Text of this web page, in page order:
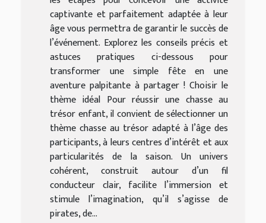
captivante et parfaitement adaptée à leur
âge vous permettra de garantir le succès de
l’événement. Explorez les conseils précis et
astuces pratiques ci-dessous pour
transformer une simple fête en une
aventure palpitante à partager ! Choisir le
thème idéal Pour réussir une chasse au
trésor enfant, il convient de sélectionner un
thème chasse au trésor adapté à l’âge des
participants, à leurs centres d’intérêt et aux
particularités de la saison. Un univers
cohérent, construit autour d’un fil
conducteur clair, facilite l’immersion et
stimule l’imagination, qu’il s’agisse de
pirates, de...